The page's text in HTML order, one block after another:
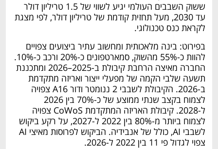
ששוק השבבים העולמי יגיע לשווי של 1.5 טריליון דולר
עד 2030, מעל תחזית קודמת של טריליון דולר, לפי מצגת
לקראת כנס טכנולוגי.
החברה מאיצה הרחבת קיבולת ב-2025–2026 ומתכננת
תשעה שלבי הקמה של מפעלי ייצור ואריזה מתקדמת
לצמוח בקצב שנתי ממוצע של כ-70% בין 2026
לשבבי AI, כולל של אנבידיה. הביקוש לפרוסות מאיצי AI
צפוי לגדול פי 11 בין 2022 ל-2026.